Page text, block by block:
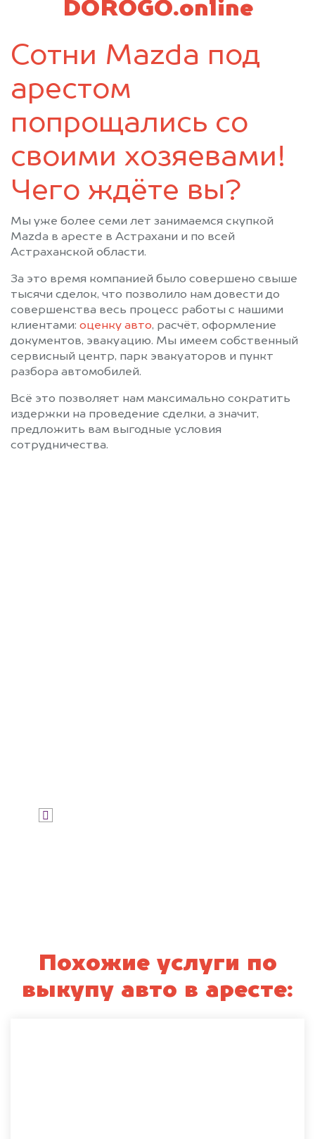
DOROGO.online
Сотни Mazda под
арестом
попрощались со
своими хозяевами!
Чего ждёте вы?
Мы уже более семи лет занимаемся скупкой
Mazda в аресте в Астрахани и по всей
Астраханской области.
За это время компанией было совершено свыше
тысячи сделок, что позволило нам довести до
совершенства весь процесс работы с нашими
клиентами: оценку авто, расчёт, оформление
документов, эвакуацию. Мы имеем собственный
сервисный центр, парк эвакуаторов и пункт
разбора автомобилей.
Всё это позволяет нам максимально сократить
издержки на проведение сделки, а значит,
предложить вам выгодные условия
сотрудничества.
Похожие услуги по
выкупу авто в аресте: